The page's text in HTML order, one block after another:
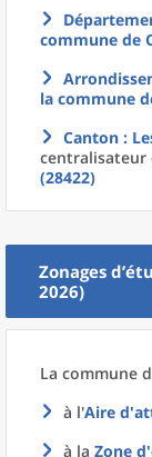
commune de
la commune
Canton :
centralisateur
(28422)
Zonages
2026)
La commune
à l'Aire
à la Zone